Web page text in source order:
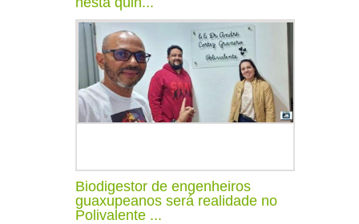
Biodigestor de engenheiros
guaxupeanos será realidade no
Polivalente ...